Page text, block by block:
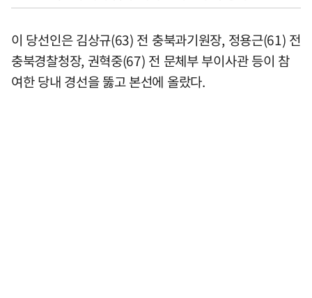
이 당선인은 김상규(63) 전 충북과기원장, 정용근(61) 전
충북경찰청장, 권혁중(67) 전 문체부 부이사관 등이 참
여한 당내 경선을 뚫고 본선에 올랐다.